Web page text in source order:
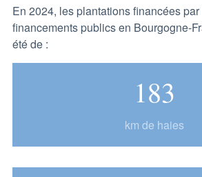
En 2024, les plantations financées
financements publics en Bourgogne-
été de :
183
km de haies